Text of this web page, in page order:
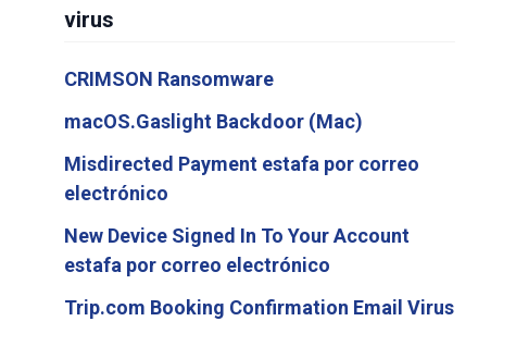
virus
CRIMSON Ransomware
macOS.Gaslight Backdoor (Mac)
Misdirected Payment estafa por correo
electrónico
New Device Signed In To Your Account
estafa por correo electrónico
Trip.com Booking Confirmation Email Virus